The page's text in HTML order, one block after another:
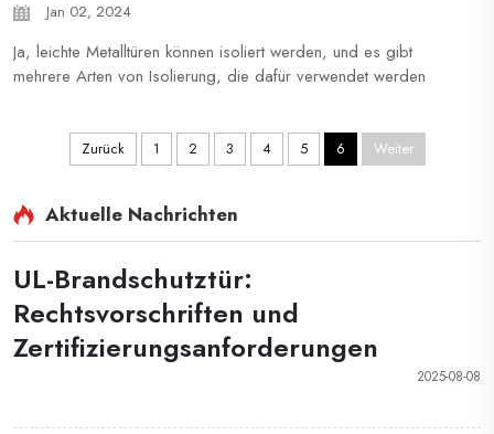
Jan 02, 2024
Ja, leichte Metalltüren können isoliert werden, und es gibt
mehrere Arten von Isolierung, die dafür verwendet werden
Zurück 1 2 3 4 5 6 Weiter
Aktuelle Nachrichten
UL-Brandschutztür:
Rechtsvorschriften und
Zertifizierungsanforderungen
2025-08-08